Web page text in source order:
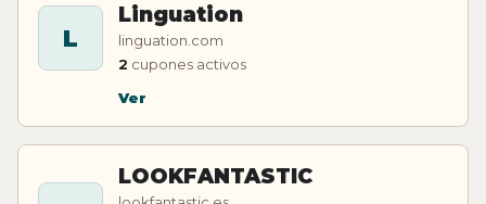
L
Linguation
linguation.com
2 cupones activos
Ver
LOOKFANTASTIC